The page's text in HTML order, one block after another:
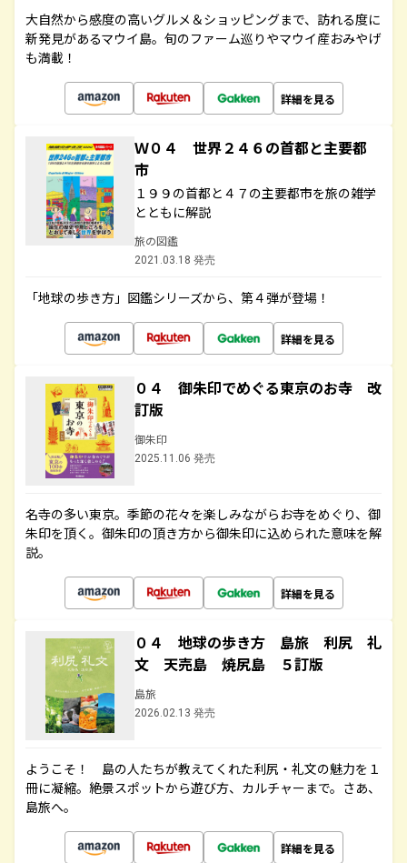
大自然から感度の高いグルメ＆ショッピングまで、訪れる度に
新発見があるマウイ島。旬のファーム巡りやマウイ産おみやげ
も満載！
詳細を見る
Ｗ０４ 世界２４６の首都と主要都
市
１９９の首都と４７の主要都市を旅の雑学
とともに解説
旅の図鑑
2021.03.18 発売
「地球の歩き方」図鑑シリーズから、第４弾が登場！
詳細を見る
０４ 御朱印でめぐる東京のお寺 改
訂版
御朱印
2025.11.06 発売
名寺の多い東京。季節の花々を楽しみながらお寺をめぐり、御
朱印を頂く。御朱印の頂き方から御朱印に込められた意味を解
説。
詳細を見る
０４ 地球の歩き方 島旅 利尻 礼
文 天売島 焼尻島 ５訂版
島旅
2026.02.13 発売
ようこそ！ 島の人たちが教えてくれた利尻・礼文の魅力を１
冊に凝縮。絶景スポットから遊び方、カルチャーまで。さあ、
島旅へ。
詳細を見る